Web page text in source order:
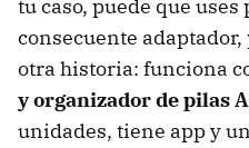
tu caso, puede que
consecuente adaptador,
otra historia: funciona
y organizador de pilas
unidades, tiene app y